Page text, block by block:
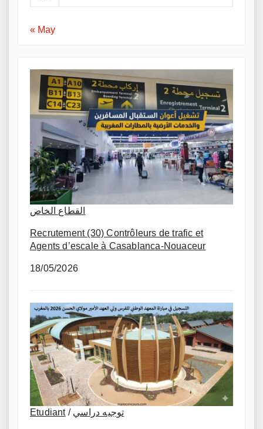
« May
القطاع الخاص
Recrutement (30) Contrôleurs de trafic et
Agents d’escale à Casablanca-Nouaceur
18/05/2026
Etudiant/ توجيه دراسي